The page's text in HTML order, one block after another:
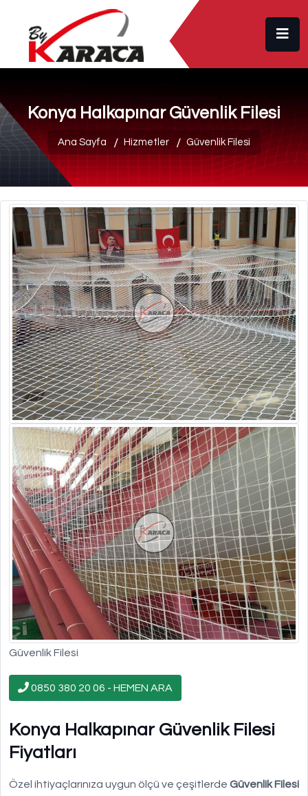
Konya Halkapınar Güvenlik Filesi
Ana Sayfa Hizmetler Güvenlik Filesi
Güvenlik Filesi
0850 380 20 06 - HEMEN ARA
Konya Halkapınar Güvenlik Filesi
Fiyatları
Özel ihtiyaçlarınıza uygun ölçü ve çeşitlerde Güvenlik Filesi